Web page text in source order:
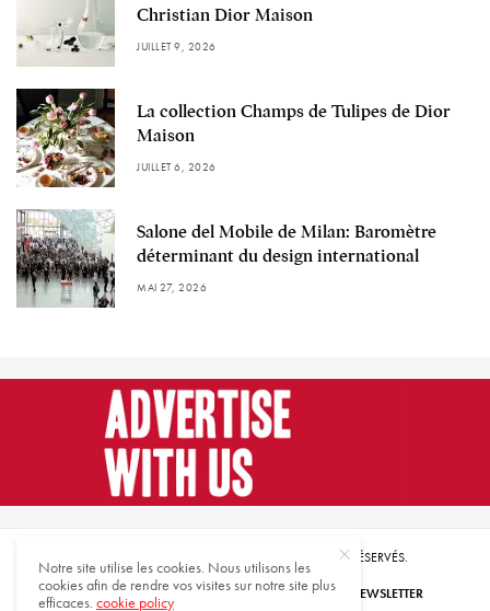
Christian Dior Maison
JUILLET 9, 2026
La collection Champs de Tulipes de Dior
Maison
JUILLET 6, 2026
Salone del Mobile de Milan: Baromètre
déterminant du design international
MAI 27, 2026
© 2021 HARMONIES MAGAZINE. TOUS DROITS RÉSERVÉS.
ABONNEZ-VOUS INSCRIVEZ-VOUS À NOTRE NEWSLETTER
Notre site utilise les cookies. Nous utilisons les
cookies afin de rendre vos visites sur notre site plus
efficaces.cookie policy